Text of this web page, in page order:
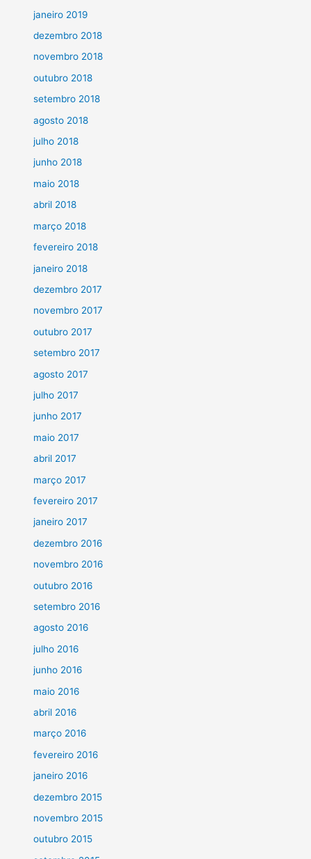
janeiro 2019
dezembro 2018
novembro 2018
outubro 2018
setembro 2018
agosto 2018
julho 2018
junho 2018
maio 2018
abril 2018
março 2018
fevereiro 2018
janeiro 2018
dezembro 2017
novembro 2017
outubro 2017
setembro 2017
agosto 2017
julho 2017
junho 2017
maio 2017
abril 2017
março 2017
fevereiro 2017
janeiro 2017
dezembro 2016
novembro 2016
outubro 2016
setembro 2016
agosto 2016
julho 2016
junho 2016
maio 2016
abril 2016
março 2016
fevereiro 2016
janeiro 2016
dezembro 2015
novembro 2015
outubro 2015